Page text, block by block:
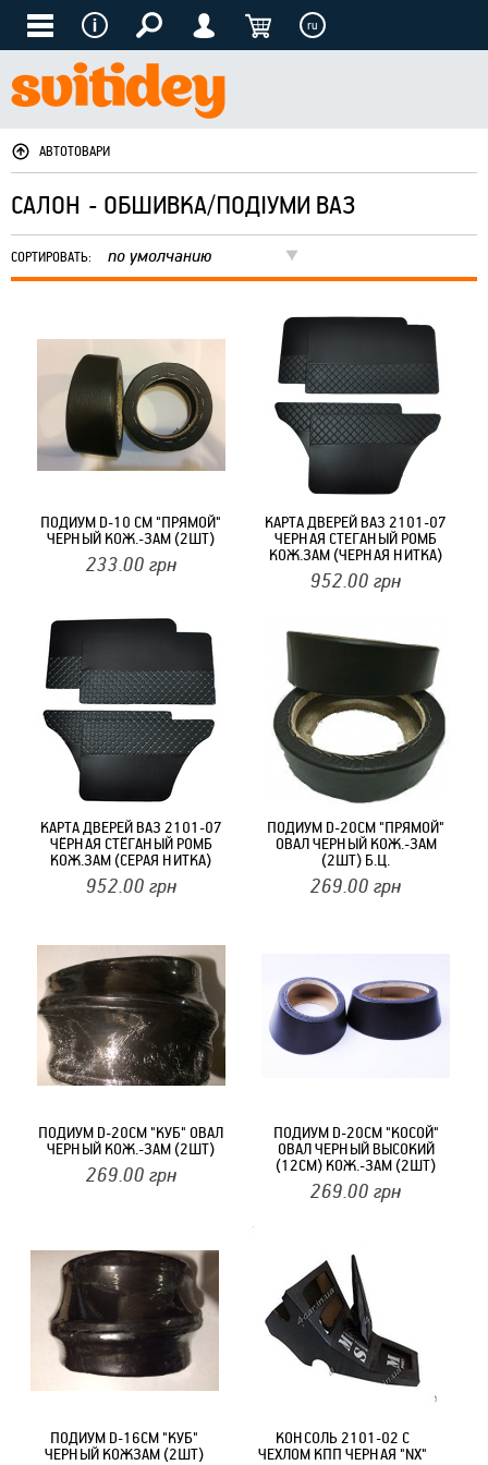
ru
АВТОТОВАРИ
САЛОН - ОБШИВКА/ПОДІУМИ ВАЗ
СОРТИРОВАТЬ: по умолчанию
ПОДИУМ D-10 СМ "ПРЯМОЙ"
ЧЕРНЫЙ КОЖ.-ЗАМ (2ШТ)
233.00 грн
КАРТА ДВЕРЕЙ ВАЗ 2101-07
ЧЕРНАЯ СТЕГАНЫЙ РОМБ
КОЖ.ЗАМ (ЧЕРНАЯ НИТКА)
(4ШТ)
952.00 грн
КАРТА ДВЕРЕЙ ВАЗ 2101-07
ЧЁРНАЯ СТЁГАНЫЙ РОМБ
КОЖ.ЗАМ (СЕРАЯ НИТКА)
(4ШТ)
952.00 грн
ПОДИУМ D-20СМ "ПРЯМОЙ"
ОВАЛ ЧЕРНЫЙ КОЖ.-ЗАМ
(2ШТ) Б.Ц.
269.00 грн
ПОДИУМ D-20СМ "КУБ" ОВАЛ
ЧЕРНЫЙ КОЖ.-ЗАМ (2ШТ)
269.00 грн
ПОДИУМ D-20СМ "КОСОЙ"
ОВАЛ ЧЕРНЫЙ ВЫСОКИЙ
(12СМ) КОЖ.-ЗАМ (2ШТ)
269.00 грн
ПОДИУМ D-16СМ "КУБ"
ЧЕРНЫЙ КОЖЗАМ (2ШТ)
КОНСОЛЬ 2101-02 С
ЧЕХЛОМ КПП ЧЕРНАЯ "NX"